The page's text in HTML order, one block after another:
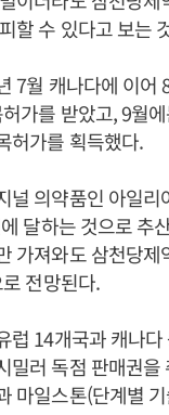
할 수 있다고 보는
7월 캐나다에 이어
가를 받았고, 9월
허가를 획득했다.
널 의약품인 아일리
달하는 것으로 추
가져와도 삼천당제
전망된다.
럽 14개국과 캐나
밀러 독점 판매권을
마일스톤(단계별